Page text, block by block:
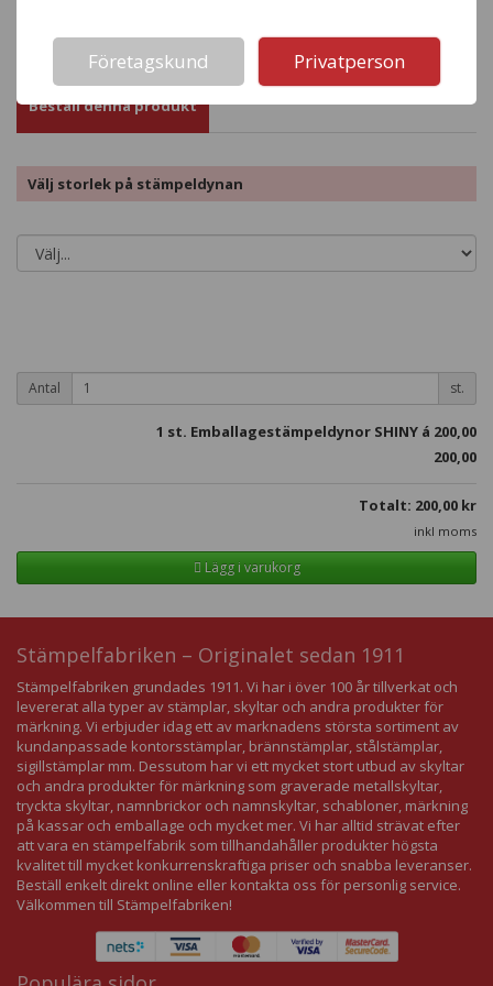
Beställ denna produkt
Välj storlek på stämpeldynan
Antal st.
1 st. Emballagestämpeldynor SHINY á 200,00
200,00
Totalt: 200,00 kr
inkl moms
Lägg i varukorg
Stämpelfabriken – Originalet sedan 1911
Stämpelfabriken grundades 1911. Vi har i över 100 år tillverkat och
levererat alla typer av stämplar, skyltar och andra produkter för
märkning. Vi erbjuder idag ett av marknadens största sortiment av
kundanpassade kontorsstämplar, brännstämplar, stålstämplar,
sigillstämplar mm. Dessutom har vi ett mycket stort utbud av skyltar
och andra produkter för märkning som graverade metallskyltar,
tryckta skyltar, namnbrickor och namnskyltar, schabloner, märkning
på kassar och emballage och mycket mer. Vi har alltid strävat efter
att vara en stämpelfabrik som tillhandahåller produkter högsta
kvalitet till mycket konkurrenskraftiga priser och snabba leveranser.
Beställ enkelt direkt online eller kontakta oss för personlig service.
Välkommen till Stämpelfabriken!
Företagskund Privatperson